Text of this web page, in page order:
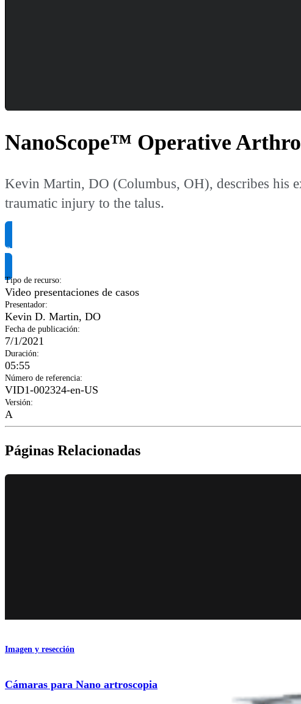
NanoScope™ Operative
Kevin Martin, DO (Columbus, OH), describes his
traumatic injury to the talus.
Solicitar información del producto
Tipo de recurso:
Video presentaciones de casos
Presentador:
Kevin D. Martin, DO
Fecha de publicación:
7/1/2021
Duración:
05:55
Número de referencia:
VID1-002324-en-US
Versión:
A
Páginas Relacionadas
Imagen y resección
Cámaras para Nano artroscopia